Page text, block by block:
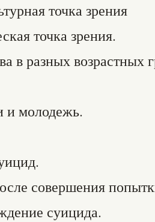
точка зрения
точка зрения.
в разных возрастных
и молодежь.
совершения
суицида.